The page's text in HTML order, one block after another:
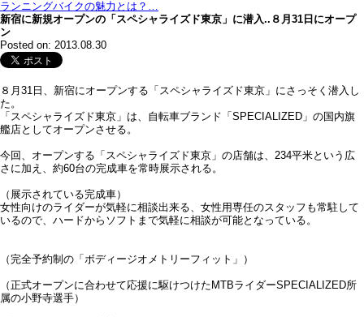
ランニングバイクの魅力とは？…
新宿に新規オープンの「スペシャライズド東京」に潜入..８月31日にオープ
ン
Posted on: 2013.08.30
８月31日、新宿にオープンする「スペシャライズド東京」にさっそく潜入し
た。
「スペシャライズド東京」は、自転車ブランド「SPECIALIZED」の国内旗
艦店としてオープンさせる。
今回、オープンする「スペシャライズド東京」の店舗は、234平米という広
さに加え、約60台の完成車を常時展示される。
（展示されている完成車）
女性向けのライダーが気軽に相談出来る、女性用専任のスタッフも常駐して
いるので、ハードからソフトまで気軽に相談が可能となっている。
（完全予約制の「ボディージオメトリーフィット」）
（正式オープンに合わせて応援に駆けつけたMTBライダーSPECIALIZED所
属の小野寺選手）